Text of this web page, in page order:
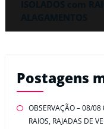
Postagens
OBSERVAÇÃO – 08/
RAIOS, RAJADAS DE